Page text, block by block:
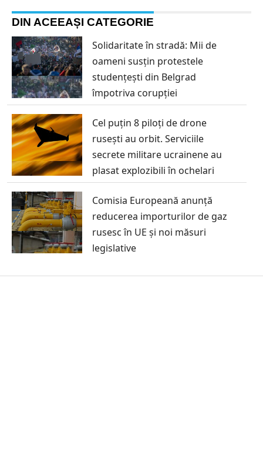
DIN ACEEAȘI CATEGORIE
Solidaritate în stradă: Mii de
oameni susțin protestele
studențești din Belgrad
împotriva corupției
Cel puțin 8 piloți de drone
rusești au orbit. Serviciile
secrete militare ucrainene au
plasat explozibili în ochelari
Comisia Europeană anunță
reducerea importurilor de gaz
rusesc în UE și noi măsuri
legislative